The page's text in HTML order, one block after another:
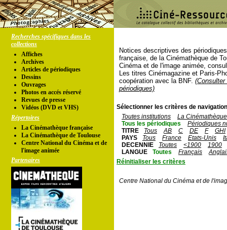
Recherches spécifiques dans les
collections
Affiches
Archives
Articles de périodiques
Dessins
Ouvrages
Photos en accés réservé
Revues de presse
Vidéos (DVD et VHS)
Répertoires
La Cinémathèque française
La Cinémathèque de Toulouse
Centre National du Cinéma et de
l'image animée
Partenaires
Notices descriptives des
française, de la Cinémathèque de
Cinéma et de l'image animée,
Les titres Cinémagazine et Paris-
coopération avec la BNF.
périodiques)
Sélectionner les critères de
Toutes institutions
La
Tous les périodiques
Périodiques
TITRE
Tous AB C DE F
GHI
PAYS
Tous France Etats-Unis
DECENNIE
Toutes <1900
1900
LANGUE
Toutes Français
Réinitialiser les critères
Centre National du Cinéma et de